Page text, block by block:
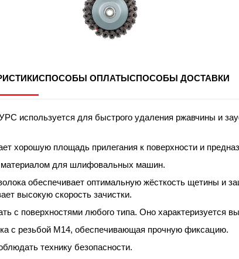
СПОСОБЫ ОПЛАТЫСПОСОБЫ ДОСТАВКИ
используется для быстрого удаления ржавчины и
хорошую площадь прилегания к поверхности и
для шлифовальных машин.
обеспечивает оптимальную жёсткость щетины и
высокую скорость зачистки.
с поверхностями любого типа. Оно характеризуется
с резьбой М14, обеспечивающая прочную фиксацию.
технику безопасности.